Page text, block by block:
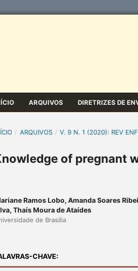
ARQUIVOS DIRETRIZES DE
/ ARQUIVOS / V. 9 N. 1 (2020): REV
of pregnant
Ramos Lobo, Amanda Soares
Thaís Moura de Ataídes
de Brasília
CHAVE: